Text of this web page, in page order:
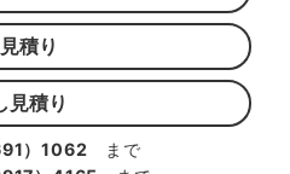
積り
見積り
）1062 まで